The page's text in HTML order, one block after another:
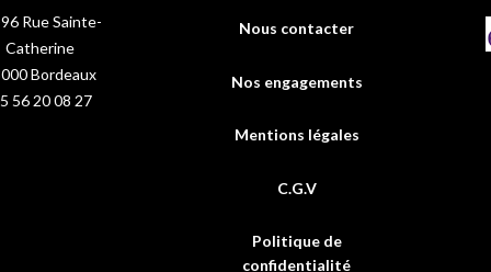
Rue Sainte-
Catherine
Bordeaux
56 20 08 27
Nous contacter
Nos engagements
Mentions légales
C.G.V
Politique de
confidentialité